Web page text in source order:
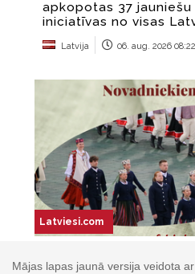
Mājas lapas jaunā versija veidota ar